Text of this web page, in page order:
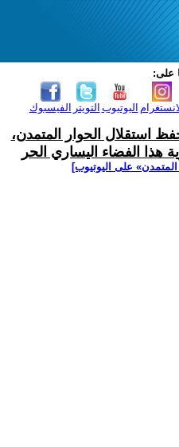
على:
الفيسبوك التويتر اليوتيوب
استقلال الحوار المتمدن،
هذا الفضاء اليساري الحر
على اليوتيوب]